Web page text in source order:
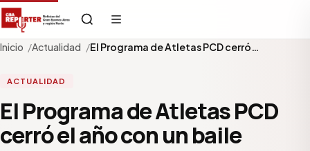
Inicio Actualidad El Programa de Atletas PCD cerró…
ACTUALIDAD
El Programa de Atletas PCD
cerró el año con un baile